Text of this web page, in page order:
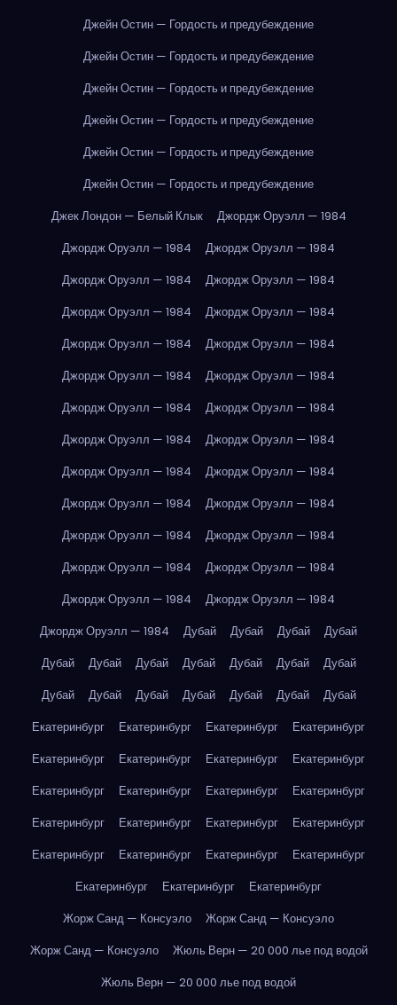
Джейн Остин — Гордость и предубеждение
Джейн Остин — Гордость и предубеждение
Джейн Остин — Гордость и предубеждение
Джейн Остин — Гордость и предубеждение
Джейн Остин — Гордость и предубеждение
Джейн Остин — Гордость и предубеждение
Джек Лондон — Белый Клык
Джордж Оруэлл — 1984
Джордж Оруэлл — 1984
Джордж Оруэлл — 1984
Джордж Оруэлл — 1984
Джордж Оруэлл — 1984
Джордж Оруэлл — 1984
Джордж Оруэлл — 1984
Джордж Оруэлл — 1984
Джордж Оруэлл — 1984
Джордж Оруэлл — 1984
Джордж Оруэлл — 1984
Джордж Оруэлл — 1984
Джордж Оруэлл — 1984
Джордж Оруэлл — 1984
Джордж Оруэлл — 1984
Джордж Оруэлл — 1984
Джордж Оруэлл — 1984
Джордж Оруэлл — 1984
Джордж Оруэлл — 1984
Джордж Оруэлл — 1984
Джордж Оруэлл — 1984
Джордж Оруэлл — 1984
Джордж Оруэлл — 1984
Джордж Оруэлл — 1984
Джордж Оруэлл — 1984
Джордж Оруэлл — 1984
Дубай Дубай Дубай
Дубай
Дубай
Дубай Дубай Дубай Дубай Дубай
Дубай
Дубай
Дубай Дубай Дубай Дубай Дубай
Дубай
Екатеринбург
Екатеринбург Екатеринбург
Екатеринбург
Екатеринбург
Екатеринбург Екатеринбург
Екатеринбург
Екатеринбург
Екатеринбург Екатеринбург
Екатеринбург
Екатеринбург
Екатеринбург Екатеринбург
Екатеринбург
Екатеринбург
Екатеринбург Екатеринбург
Екатеринбург
Екатеринбург
Екатеринбург
Екатеринбург
Жорж Санд — Консуэло
Жорж Санд — Консуэло
Жорж Санд — Консуэло
Жюль Верн — 20 000 лье под водой
Жюль Верн — 20 000 лье под водой